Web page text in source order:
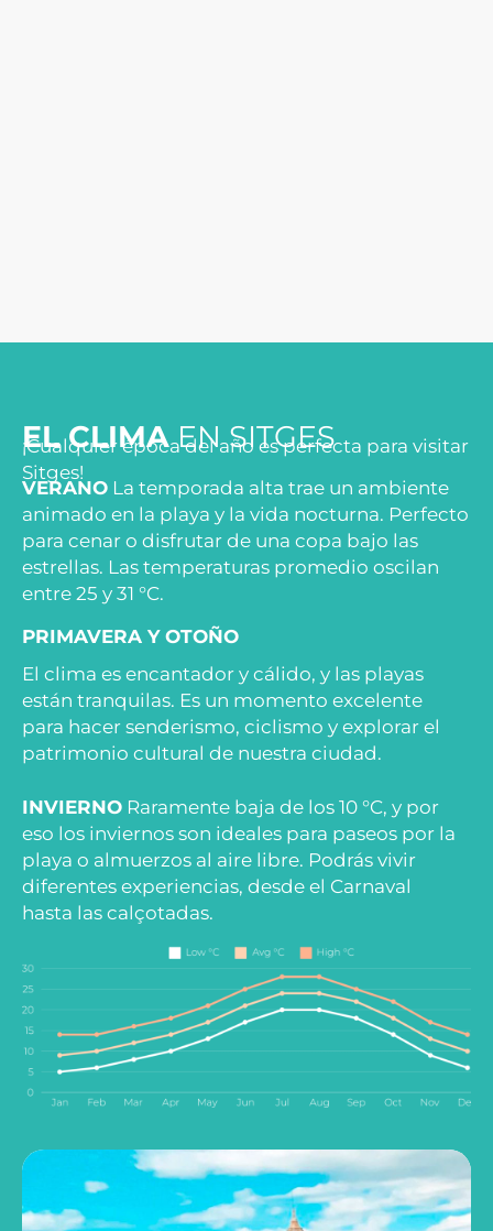
EL CLIMAEN SITGES
¡Cualquier época del año es perfecta para visitar
Sitges!
VERANO La temporada alta trae un ambiente
animado en la playa y la vida nocturna. Perfecto
para cenar o disfrutar de una copa bajo las
estrellas. Las temperaturas promedio oscilan
entre 25 y 31 °C.
PRIMAVERA Y OTOÑO
El clima es encantador y cálido, y las playas
están tranquilas. Es un momento excelente
para hacer senderismo, ciclismo y explorar el
patrimonio cultural de nuestra ciudad.
INVIERNO Raramente baja de los 10 °C, y por
eso los inviernos son ideales para paseos por la
playa o almuerzos al aire libre. Podrás vivir
diferentes experiencias, desde el Carnaval
hasta las calçotadas.